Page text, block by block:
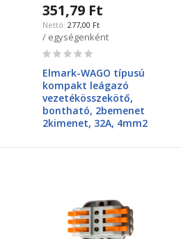
351,79 Ft
277,00 Ft
/ egységenként
Rating:
Elmark-WAGO típusú
kompakt leágazó
vezetékösszekötő,
bontható, 2bemenet
2kimenet, 32A, 4mm2